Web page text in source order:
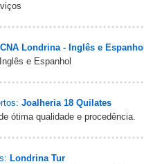
CNA Londrina - Inglês e Espanhol
e Espanhol
Joalheria 18 Quilates
ótima qualidade e procedência.
Londrina Tur